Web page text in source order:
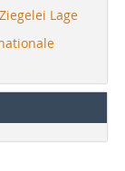
Lage